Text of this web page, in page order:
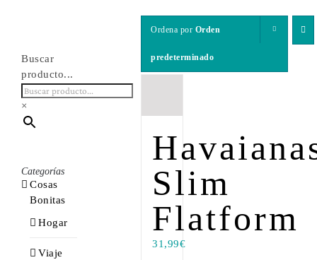
Ordena por Orden
predeterminado
Slim
Flatform
31,99€
Buscar
producto...
×
Categorías
Cosas
Bonitas
Hogar
Viaje